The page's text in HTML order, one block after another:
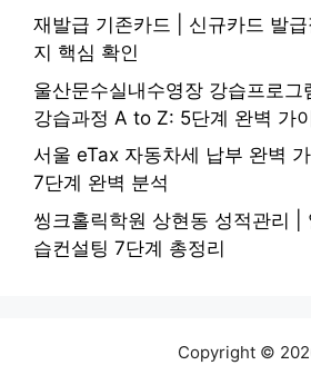
재발급 기존카드 | 신규카드 발
지 핵심 확인
울산문수실내수영장 강습프로그
강습과정 A to Z: 5단계 완벽 가
서울 eTax 자동차세 납부 완벽
7단계 완벽 분석
씽크홀릭학원 상현동 성적관리 |
습컨설팅 7단계 총정리
Copyright ©